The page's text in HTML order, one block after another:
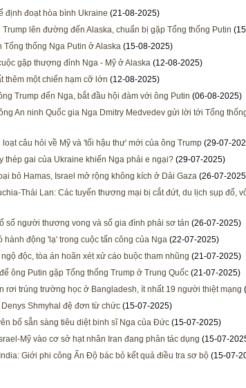
định đoạt hòa bình Ukraine (21-08-2025)
lên đường đến Alaska, chuẩn bị gặp Tổng thống Putin
Tổng thống Nga Putin ở Alaska (15-08-2025)
gặp thượng đỉnh Nga - Mỹ ở Alaska (12-08-2025)
thêm một chiến hạm cỡ lớn (12-08-2025)
Trump đến Nga, bắt đầu hội đàm với ông Putin (06-08-2025)
An ninh Quốc gia Nga Dmitry Medvedev gửi lời tới Tổng
câu hỏi về Mỹ và 'tối hậu thư' mới của ông Trump (29-07-
thép gai của Ukraine khiến Nga phải e ngại? (29-07-2025)
bỏ Hamas, Israel mở rộng không kích ở Dải Gaza (26-07-
Thái Lan: Các tuyến thương mại bị cắt đứt, du lịch sụp đổ,
số người thương vong và số gia đình phải sơ tán (26-07-2025)
hành động 'lạ' trong cuộc tấn công của Nga (22-07-2025)
độc, tòa án hoãn xét xử cáo buộc tham nhũng (21-07-2025)
ông Putin gặp Tổng thống Trump ở Trung Quốc (21-07-2025)
rơi trúng trường học ở Bangladesh, ít nhất 19 người thiệt mạng
Shmyhal đệ đơn từ chức (15-07-2025)
bố sẵn sàng tiêu diệt binh sĩ Nga của Đức (15-07-2025)
Mỹ vào cơ sở hạt nhân Iran đang phản tác dụng (15-07-
Giới phi công Ấn Độ bác bỏ kết quả điều tra sơ bộ (15-07-